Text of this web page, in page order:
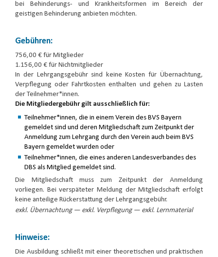
bei Behinderungs- und Krankheitsformen im Bereich der
geistigen Behinderung anbieten möchten.
Gebühren:
756,00 € für Mitglieder
1.156,00 € für Nichtmitglieder
In der Lehrgangsgebühr sind keine Kosten für Übernachtung,
Verpflegung oder Fahrtkosten enthalten und gehen zu Lasten
der Teilnehmer*innen.
Die Mitgliedergebühr gilt ausschließlich für:
Teilnehmer*innen, die in einem Verein des BVS Bayern
gemeldet sind und deren Mitgliedschaft zum Zeitpunkt der
Anmeldung zum Lehrgang durch den Verein auch beim BVS
Bayern gemeldet wurden oder
Teilnehmer*innen, die eines anderen Landesverbandes des
DBS als Mitglied gemeldet sind.
Die Mitgliedschaft muss zum Zeitpunkt der Anmeldung
vorliegen. Bei verspäteter Meldung der Mitgliedschaft erfolgt
keine anteilige Rückerstattung der Lehrgangsgebühr.
exkl. Übernachtung — exkl. Verpflegung — exkl. Lernmaterial
Hinweise:
Die Ausbildung schließt mit einer theoretischen und praktischen